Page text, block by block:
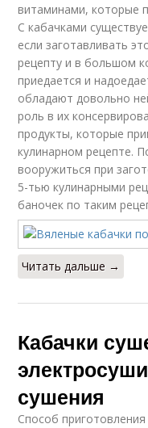
витаминами, которые
С кабачками
если заготавливать
рецепту и в большом
приедается и
обладают довольно
роль в их
продукты, которые
кулинарном рецепте.
вооружиться при
5-тью кулинарными
баночек по таким
Читать дальше →
Кабачки
сушения
Способ